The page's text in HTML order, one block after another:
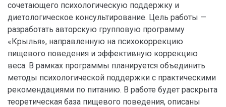
сочетающего психологическую поддержку и
диетологическое консультирование. Цель работы —
разработать авторскую групповую программу
«Крылья», направленную на психокоррекцию
пищевого поведения и эффективную коррекцию
веса. В рамках программы планируется объединить
методы психологической поддержки с практическими
рекомендациями по питанию. В работе будет раскрыта
теоретическая база пищевого поведения, описаны